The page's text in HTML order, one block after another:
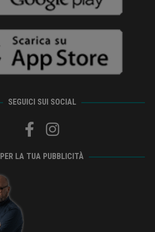
SEGUICI SUI SOCIAL
PER LA TUA PUBBLICITÀ